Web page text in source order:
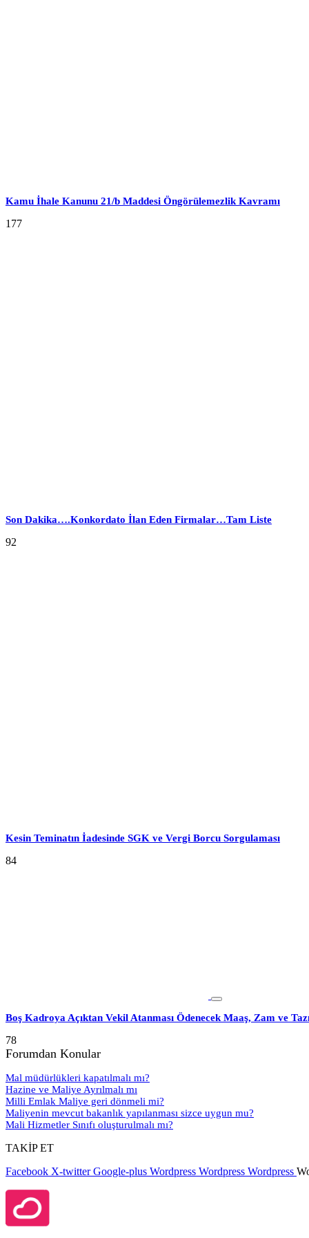
Kamu İhale Kanunu 21/b Maddesi Öngörülemezlik Kavramı
177
Son Dakika….Konkordato İlan Eden Firmalar…Tam Liste
92
Kesin Teminatın İadesinde SGK ve Vergi Borcu Sorgulaması
84
Boş Kadroya Açıktan Vekil Atanması Ödenecek Maaş, Zam ve
78
Forumdan Konular
Mal müdürlükleri kapatılmalı mı?
Hazine ve Maliye Ayrılmalı mı
Milli Emlak Maliye geri dönmeli mi?
Maliyenin mevcut bakanlık yapılanması sizce uygun mu?
Mali Hizmetler Sınıfı oluşturulmalı mı?
TAKİP ET
Facebook X-twitter Google-plus Wordpress Wordpress Wordpress